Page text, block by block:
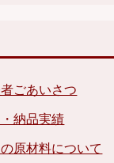
ごあいさつ
納品実績
原材料について